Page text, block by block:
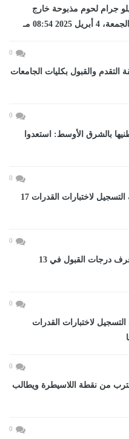
الأقصر.. ضبط ١٨٥ كيلو جرام لحوم مذبوحة خارج
08:54 مـ
0
2026.. طريقة التقدم والقبول بكليات الجامعات
0
بالشرق الأوسط: استعدوا
0
تنسيق الجامعات 2026.. إتاحة التسجيل لاختبارات القدرات 17
0
تنسيق الثانوى العام 2027.. اعرف درجات القبول في 13
0
2026.. رابط التسجيل لاختبارات القدرات
0
من نقطة اللاسيطرة ويطالب
0